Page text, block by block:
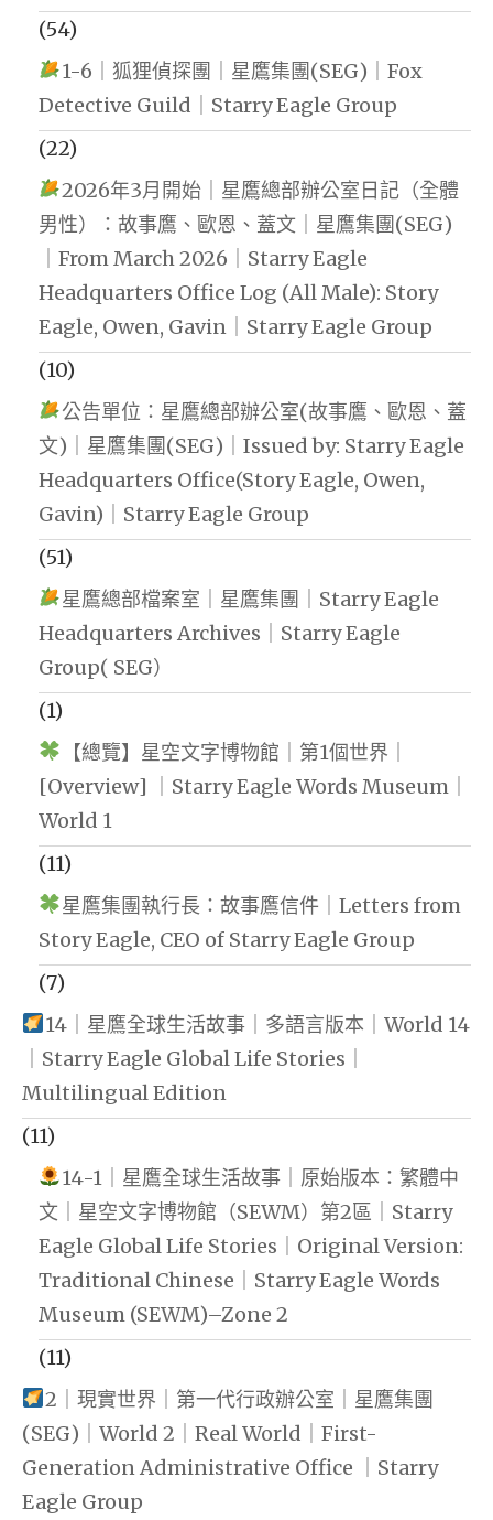
(54)
1-6｜狐狸偵探團｜星鷹集團(SEG)｜Fox
Detective Guild｜Starry Eagle Group
(22)
2026年3月開始｜星鷹總部辦公室日記（全體
男性）：故事鷹、歐恩、蓋文｜星鷹集團(SEG)
｜From March 2026｜Starry Eagle
Headquarters Office Log (All Male): Story
Eagle, Owen, Gavin｜Starry Eagle Group
(10)
公告單位：星鷹總部辦公室(故事鷹、歐恩、蓋
文)｜星鷹集團(SEG)｜Issued by: Starry Eagle
Headquarters Office(Story Eagle, Owen,
Gavin)｜Starry Eagle Group
(51)
星鷹總部檔案室｜星鷹集團｜Starry Eagle
Headquarters Archives｜Starry Eagle
Group( SEG）
(1)
【總覽】星空文字博物館｜第1個世界｜
[Overview] ｜Starry Eagle Words Museum｜
World 1
(11)
星鷹集團執行長：故事鷹信件｜Letters from
Story Eagle, CEO of Starry Eagle Group
(7)
14｜星鷹全球生活故事｜多語言版本｜World 14
｜Starry Eagle Global Life Stories｜
Multilingual Edition
(11)
14-1｜星鷹全球生活故事｜原始版本：繁體中
文｜星空文字博物館（SEWM）第2區｜Starry
Eagle Global Life Stories｜Original Version:
Traditional Chinese｜Starry Eagle Words
Museum (SEWM)–Zone 2
(11)
2｜現實世界｜第一代行政辦公室｜星鷹集團
(SEG)｜World 2｜Real World｜First-
Generation Administrative Office ｜Starry
Eagle Group